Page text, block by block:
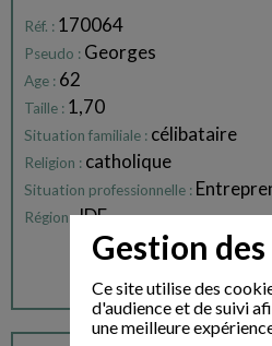
Réf. : 170064
Pseudo : Georges
Age : 62
Taille : 1,70
Situation familiale : célibataire
Religion : catholique
Situation professionnelle :
Région :IDF
CE
Gestion
Ce site utilise des
d'audience et de suivi
une meilleure